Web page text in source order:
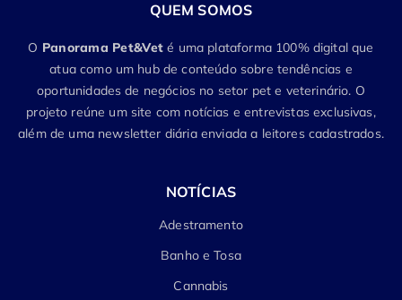
QUEM SOMOS
O Panorama Pet&Vet é uma plataforma 100% digital que
atua como um hub de conteúdo sobre tendências e
oportunidades de negócios no setor pet e veterinário. O
projeto reúne um site com notícias e entrevistas exclusivas,
além de uma newsletter diária enviada a leitores cadastrados.
NOTÍCIAS
Adestramento
Banho e Tosa
Cannabis